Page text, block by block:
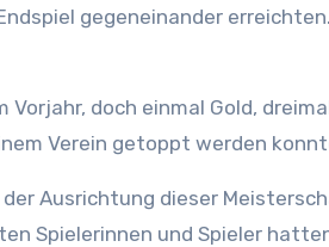
gegeneinander
doch einmal Gold,
Verein getoppt werden
Ausrichtung dieser
Spielerinnen und Spieler